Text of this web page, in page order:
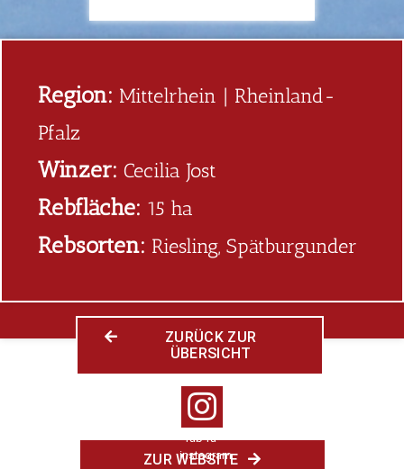
Region: Mittelrhein | Rheinland-
Pfalz
Winzer: Cecilia Jost
Rebfläche: 15 ha
Rebsorten: Riesling, Spätburgunder
ZURÜCK ZUR
ÜBERSICHT
fab fa-
instagram
ZUR WEBSITE